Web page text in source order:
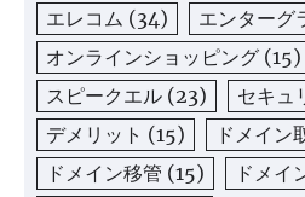
エレコム (34) エンターグ
オンラインショッピング (15)
スピークエル (23) セキュ
デメリット (15) ドメイン
ドメイン移管 (15) ドメイ